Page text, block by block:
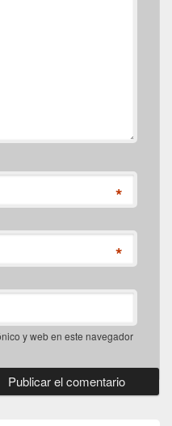
*
*
y web en este navegador